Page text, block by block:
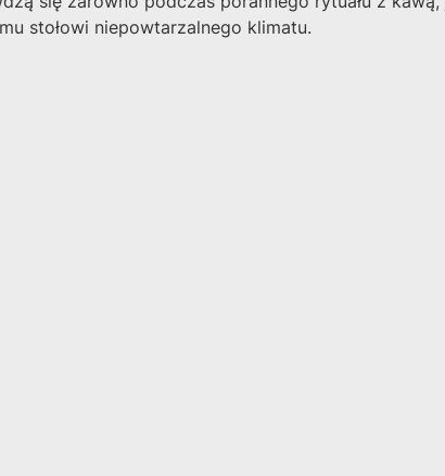
stołowi niepowtarzalnego klimatu.